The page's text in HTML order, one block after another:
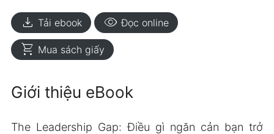
download Tải ebook visibility Đọc online
shopping_cart Mua sách giấy
Giới thiệu eBook
The Leadership Gap: Điều gì ngăn cản bạn trở